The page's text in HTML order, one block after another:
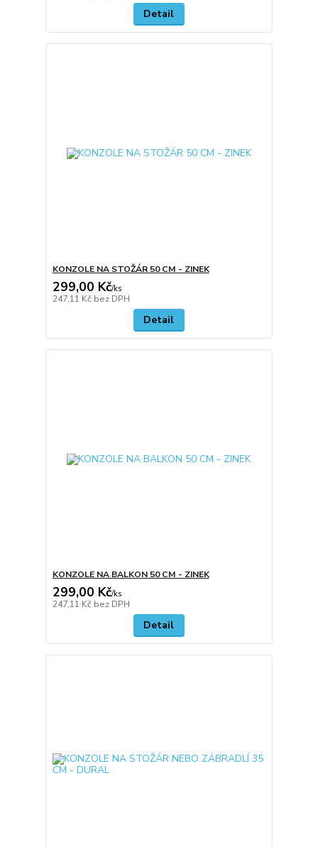
Detail
KONZOLE NA STOŽÁR 50 CM - ZINEK
299,00 Kč/ks
247,11 Kč bez DPH
Detail
KONZOLE NA BALKON 50 CM - ZINEK
299,00 Kč/ks
247,11 Kč bez DPH
Detail